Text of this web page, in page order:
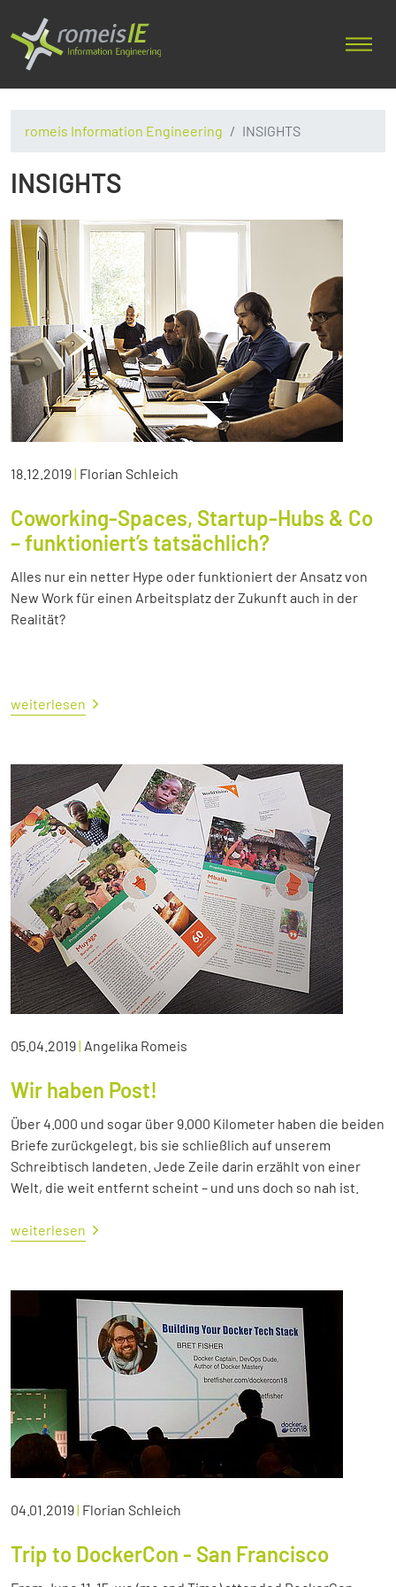
romeis Information Engineering INSIGHTS
INSIGHTS
18.12.2019| Florian Schleich
Coworking-Spaces, Startup-Hubs & Co
– funktioniert’s tatsächlich?
Alles nur ein netter Hype oder funktioniert der Ansatz von
New Work für einen Arbeitsplatz der Zukunft auch in der
Realität?
weiterlesen
05.04.2019| Angelika Romeis
Wir haben Post!
Über 4.000 und sogar über 9.000 Kilometer haben die beiden
Briefe zurückgelegt, bis sie schließlich auf unserem
Schreibtisch landeten. Jede Zeile darin erzählt von einer
Welt, die weit entfernt scheint – und uns doch so nah ist.
weiterlesen
04.01.2019| Florian Schleich
Trip to DockerCon - San Francisco